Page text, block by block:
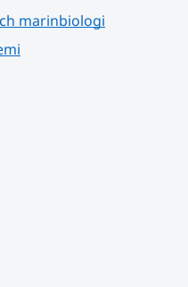
marinbiologi